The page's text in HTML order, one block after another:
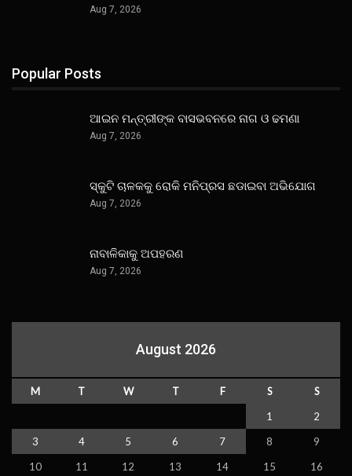
Aug 7, 2026
Popular Posts
ଆଇନ ମନ୍ତ୍ରୀଙ୍କ ବାସଭବନରେ ନାଗ ଓ ଢମଣା
Aug 7, 2026
ସ୍କୁଟି ଚାଳକକୁ ରୋକି ମନିପ୍ରସ ଛଡାଇବା ଅଭିଯୋଗ
Aug 7, 2026
ନାବାଳିକାକୁ ଅପହରଣ
Aug 7, 2026
August 2026
M T W T F S
S
1
2
3
4 5 6 7 8
9
10
11 12 13 14 15 16